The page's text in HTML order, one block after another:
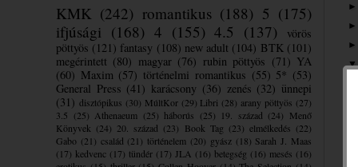
KMK (242) romantikus (188) 5 (175)
ifjúsági (168) 4 (155) 4.5 (137)
vörös
pöttyös (121) fantasy (108) new adult (104) BTK (101)
megérintett (80) magyar (76) rubin pöttyös (71) YA
(60) Maxim (57) történelmi romantikus (55) 5* (53)
General Press (41) karácsony (36) zenés (32) ünnepi
(31) disztópikus (30) MúltKor (29) Libri (28) arany pöttyös (27)
3.5 (25) Athenaeum (25) háborús (25) 19. század (24) Menő
Könyvek (24) 20. század (23) Book Tag (23) elmélkedés (22)
Gabo (21) család (21) történelem (20) gyász (18) Sarah J. Maas
(17) kedvenc (17) tündér (17) JLA (16) betegség (16) mesés (16)